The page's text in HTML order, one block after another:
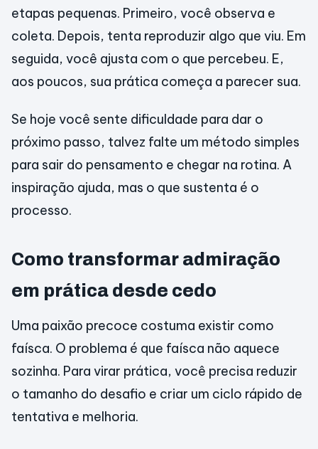
etapas pequenas. Primeiro, você observa e
coleta. Depois, tenta reproduzir algo que viu. Em
seguida, você ajusta com o que percebeu. E,
aos poucos, sua prática começa a parecer sua.
Se hoje você sente dificuldade para dar o
próximo passo, talvez falte um método simples
para sair do pensamento e chegar na rotina. A
inspiração ajuda, mas o que sustenta é o
processo.
Como transformar admiração
em prática desde cedo
Uma paixão precoce costuma existir como
faísca. O problema é que faísca não aquece
sozinha. Para virar prática, você precisa reduzir
o tamanho do desafio e criar um ciclo rápido de
tentativa e melhoria.